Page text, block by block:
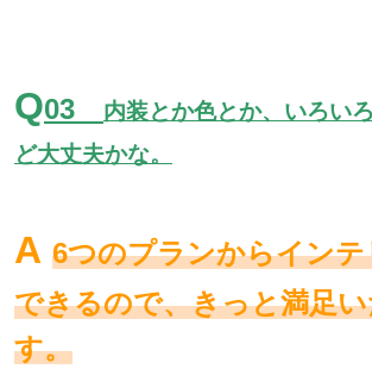
Q03
内装とか色とか、いろい
ど大丈夫かな。
A 6つのプランからイン
できるので、きっと満足
す。